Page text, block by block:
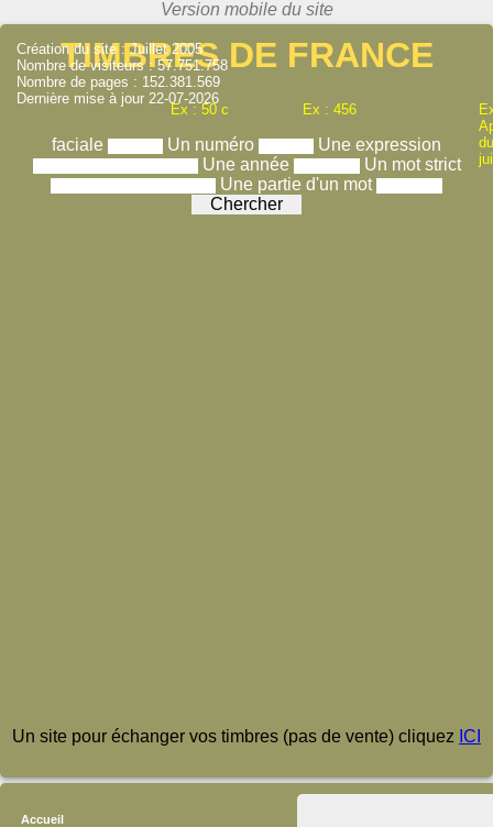
TIMBRES DE FRANCE
Ex : 50 c Ex : 456
faciale Un numéro
Une expression
Une année
Un mot strict
Une partie d'un mot
Création du site : Juillet 2005
Nombre de visiteurs : 57.751.758
Nombre de pages : 152.381.569
Dernière mise à jour 22-07-2026
Un site pour échanger vos timbres (pas de vente) cliquez ICI
Accueil